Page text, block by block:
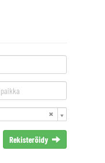
Rekisteröidy